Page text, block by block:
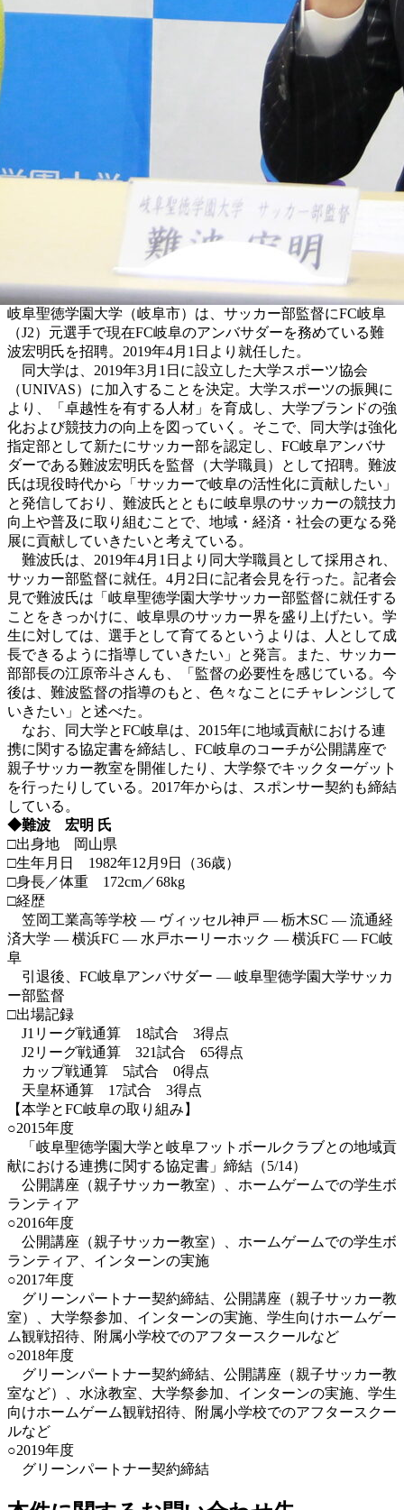
岐阜聖徳学園大学（岐阜市）は、サッカー部監督にFC岐阜
（J2）元選手で現在FC岐阜のアンバサダーを務めている難
波宏明氏を招聘。2019年4月1日より就任した。
同大学は、2019年3月1日に設立した大学スポーツ協会
（UNIVAS）に加入することを決定。大学スポーツの振興に
より、「卓越性を有する人材」を育成し、大学ブランドの強
化および競技力の向上を図っていく。そこで、同大学は強化
指定部として新たにサッカー部を認定し、FC岐阜アンバサ
ダーである難波宏明氏を監督（大学職員）として招聘。難波
氏は現役時代から「サッカーで岐阜の活性化に貢献したい」
と発信しており、難波氏とともに岐阜県のサッカーの競技力
向上や普及に取り組むことで、地域・経済・社会の更なる発
展に貢献していきたいと考えている。
難波氏は、2019年4月1日より同大学職員として採用され、
サッカー部監督に就任。4月2日に記者会見を行った。記者会
見で難波氏は「岐阜聖徳学園大学サッカー部監督に就任する
ことをきっかけに、岐阜県のサッカー界を盛り上げたい。学
生に対しては、選手として育てるというよりは、人として成
長できるように指導していきたい」と発言。また、サッカー
部部長の江原帝斗さんも、「監督の必要性を感じている。今
後は、難波監督の指導のもと、色々なことにチャレンジして
いきたい」と述べた。
なお、同大学とFC岐阜は、2015年に地域貢献における連
携に関する協定書を締結し、FC岐阜のコーチが公開講座で
親子サッカー教室を開催したり、大学祭でキックターゲット
を行ったりしている。2017年からは、スポンサー契約も締結
している。
◆難波 宏明 氏
□出身地 岡山県
□生年月日 1982年12月9日（36歳）
□身長／体重 172cm／68kg
□経歴
笠岡工業高等学校 ― ヴィッセル神戸 ― 栃木SC ― 流通経
済大学 ― 横浜FC ― 水戸ホーリーホック ― 横浜FC ― FC岐
阜
引退後、FC岐阜アンバサダー ― 岐阜聖徳学園大学サッカ
ー部監督
□出場記録
J1リーグ戦通算 18試合 3得点
J2リーグ戦通算 321試合 65得点
カップ戦通算 5試合 0得点
天皇杯通算 17試合 3得点
【本学とFC岐阜の取り組み】
○2015年度
「岐阜聖徳学園大学と岐阜フットボールクラブとの地域貢
献における連携に関する協定書」締結（5/14）
公開講座（親子サッカー教室）、ホームゲームでの学生ボ
ランティア
○2016年度
公開講座（親子サッカー教室）、ホームゲームでの学生ボ
ランティア、インターンの実施
○2017年度
グリーンパートナー契約締結、公開講座（親子サッカー教
室）、大学祭参加、インターンの実施、学生向けホームゲー
ム観戦招待、附属小学校でのアフタースクールなど
○2018年度
グリーンパートナー契約締結、公開講座（親子サッカー教
室など）、水泳教室、大学祭参加、インターンの実施、学生
向けホームゲーム観戦招待、附属小学校でのアフタースクー
ルなど
○2019年度
グリーンパートナー契約締結